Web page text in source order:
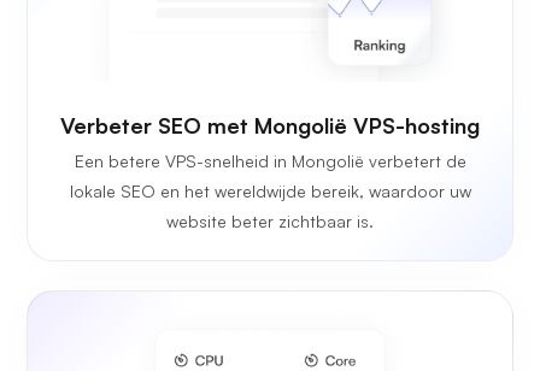
Verbeter SEO met Mongolië VPS-hosting
Een betere VPS-snelheid in Mongolië verbetert de
lokale SEO en het wereldwijde bereik, waardoor uw
website beter zichtbaar is.